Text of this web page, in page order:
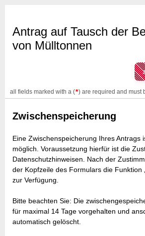
Antrag auf Tausch der
von Mülltonnen
all fields marked with a (*) are required and must
Zwischenspeicherung
Eine Zwischenspeicherung Ihres Antrags
möglich. Voraussetzung hierfür ist die
Datenschutzhinweisen. Nach der
der Kopfzeile des Formulars die Funktion
zur Verfügung.
Bitte beachten Sie: Die
für maximal 14 Tage vorgehalten und
automatisch gelöscht.